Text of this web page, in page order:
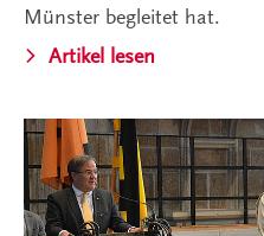
Münster begleitet hat.
Artikel lesen